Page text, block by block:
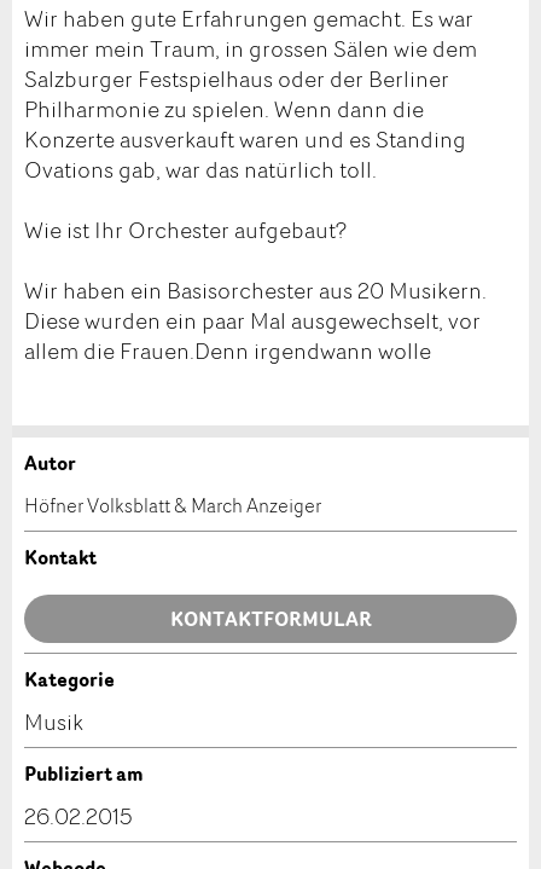
Wir haben gute Erfahrungen gemacht. Es war
immer mein Traum, in grossen Sälen wie dem
Salzburger Festspielhaus oder der Berliner
Philharmonie zu spielen. Wenn dann die
Konzerte ausverkauft waren und es Standing
Ovations gab, war das natürlich toll.
Wie ist Ihr Orchester aufgebaut?
Wir haben ein Basisorchester aus 20 Musikern.
Diese wurden ein paar Mal ausgewechselt, vor
allem die Frauen.Denn irgendwann wolle
Anzeige beanstanden
Ihr Feedback wird sehr geschätzt!
Allgemeines Feedback
Anzeige nicht mehr gültig
Anzeige unvollständig
Anzeige weiterempfehlen
Empfehlen Sie diese Anzeige an Freunde weiter.
Autor
Höfner Volksblatt & March Anzeiger
Kontakt
KONTAKTFORMULAR
Kontakt
Verfassen Sie eine Nachricht für die Kontaktpersonen
Kategorie
Musik
Publiziert am
26.02.2015